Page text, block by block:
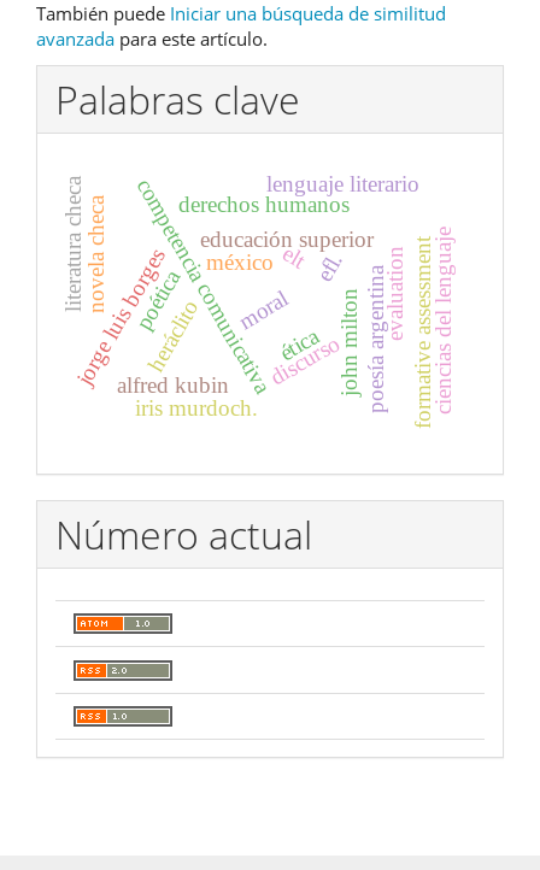
También puede Iniciar una búsqueda de similitud
avanzada para este artículo.
Palabras clave
discurso
competencia comunicativa
educación superior
jorge luis borgesheráclito john miltonpoesía argentina
derechos humanos
ética
moral
méxico
alfred kubin
novela checa
literatura checa evaluationformative assessment
elt efl. ciencias del lenguaje
lenguaje literario
poética
iris murdoch.
Número actual